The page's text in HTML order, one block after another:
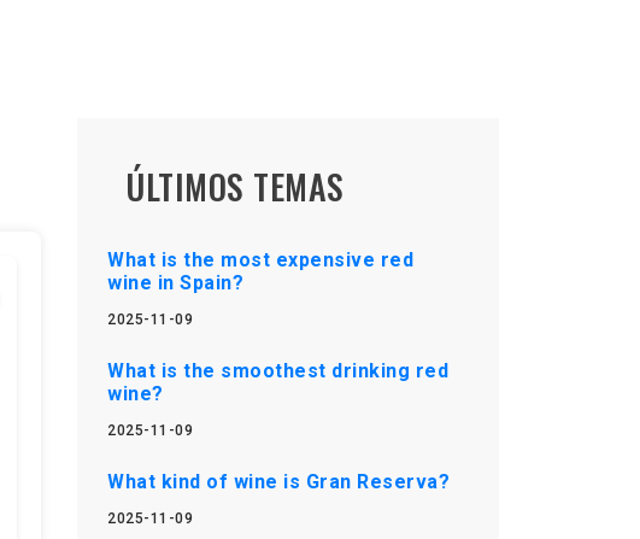
ÚLTIMOS TEMAS
What is the most expensive red
wine in Spain?
2025-11-09
What is the smoothest drinking red
wine?
2025-11-09
What kind of wine is Gran Reserva?
2025-11-09